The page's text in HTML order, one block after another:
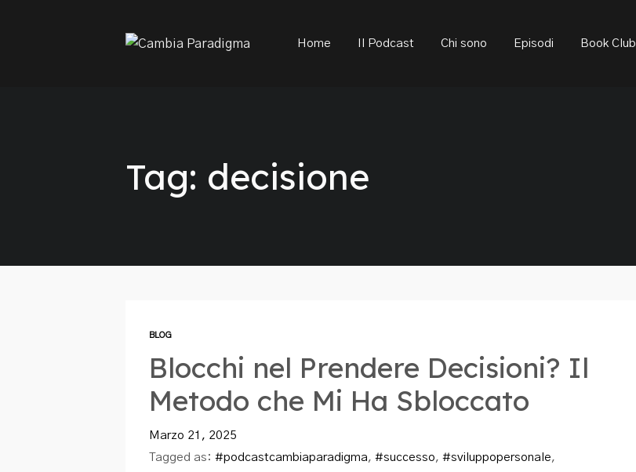
Home Il Podcast Chi sono Episodi Book Club
Tag: decisione
BLOG
Blocchi nel Prendere Decisioni? Il
Metodo che Mi Ha Sbloccato
Marzo 21, 2025
Tagged as: #podcastcambiaparadigma, #successo, #sviluppopersonale,